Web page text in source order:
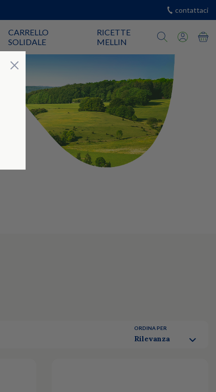
contattaci
CARRELLO
SOLIDALE
RICETTE
MELLIN
ORDINA PER
Rilevanza
× Chiudi